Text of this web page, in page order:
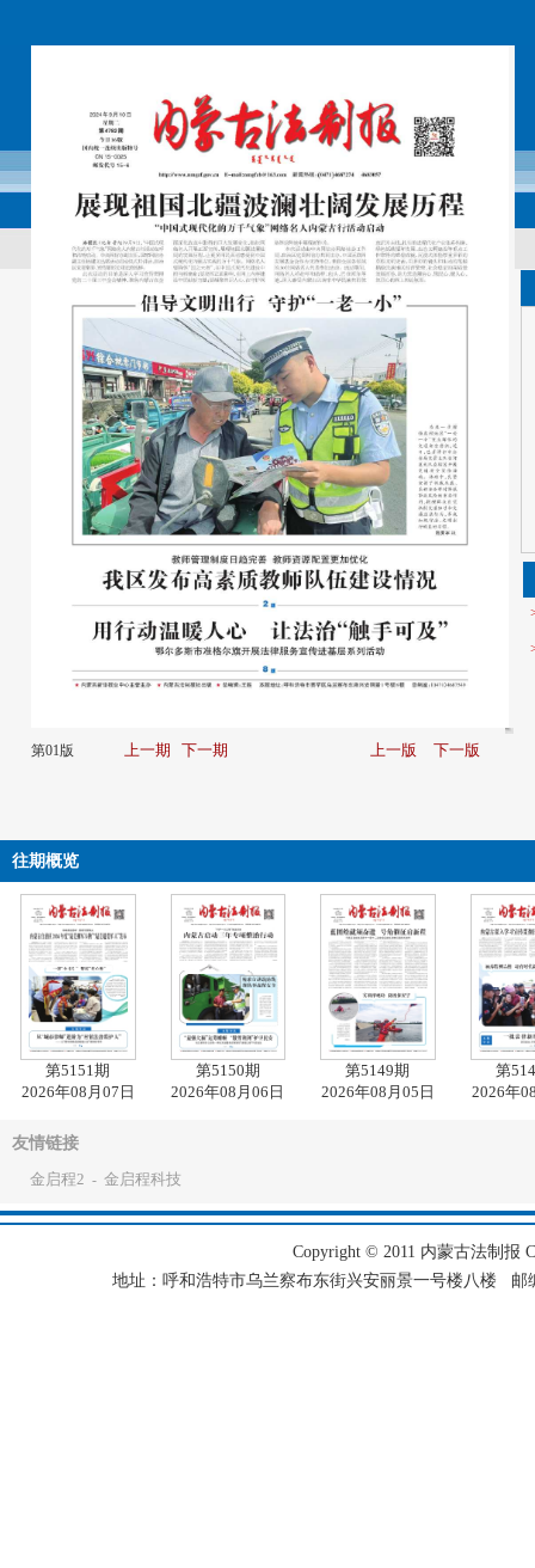
第01版 上一期 下一期 上一版 下一版
往期概览
第5151期
2026年08月07日
第5150期
2026年08月06日
第5149期
2026年08月05日
第
2026年
友情链接
金启程2 - 金启程科技
Copyright © 2011 内蒙古法制报
地址：呼和浩特市乌兰察布东街兴安丽景一号楼八楼 邮